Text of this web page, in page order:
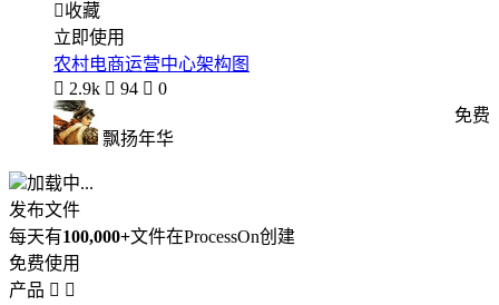
收藏
立即使用
农村电商运营中心架构图
 2.9k  94  0
飘扬年华
免费
加载中...
发布文件
每天有100,000+文件在ProcessOn创建
免费使用
产品  